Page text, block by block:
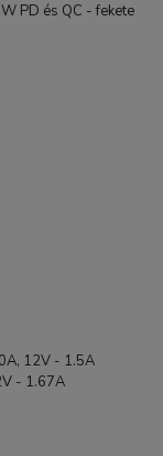
PD és QC - fekete
12V - 1.5A
- 1.67A